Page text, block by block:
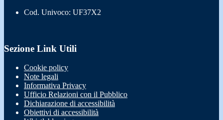
Cod. Univoco: UF37X2
Sezione Link Utili
Cookie policy
Note legali
Informativa Privacy
Ufficio Relazioni con il Pubblico
Dichiarazione di accessibilità
Obiettivi di accessibilità